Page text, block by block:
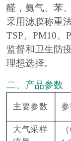
醛，氨气、苯
采用滤膜称重
TSP、PM10、
监督和卫生防
理想选择。
二、产品参数
主要参数
大气采样